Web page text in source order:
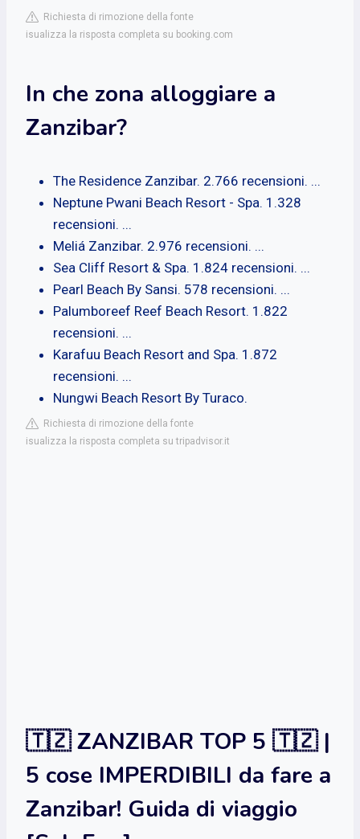
Richiesta di rimozione della fonte
isualizza la risposta completa su booking.com
In che zona alloggiare a
Zanzibar?
The Residence Zanzibar. 2.766 recensioni. ...
Neptune Pwani Beach Resort - Spa. 1.328
recensioni. ...
Meliá Zanzibar. 2.976 recensioni. ...
Sea Cliff Resort & Spa. 1.824 recensioni. ...
Pearl Beach By Sansi. 578 recensioni. ...
Palumboreef Reef Beach Resort. 1.822
recensioni. ...
Karafuu Beach Resort and Spa. 1.872
recensioni. ...
Nungwi Beach Resort By Turaco.
Richiesta di rimozione della fonte
isualizza la risposta completa su tripadvisor.it
🇹🇿 ZANZIBAR TOP 5 🇹🇿 |
5 cose IMPERDIBILI da fare a
Zanzibar! Guida di viaggio